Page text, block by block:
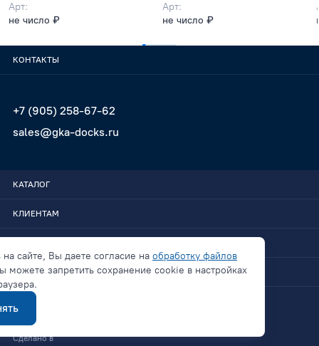
Арт:
не число ₽
Арт:
не число ₽
КОНТАКТЫ
+7 (905) 258-67-62
sales@gka-docks.ru
КАТАЛОГ
КЛИЕНТАМ
СВЯЗАТЬСЯ
Политика конфиденциальности
Сделано в
на сайте, Вы даете согласие на обработку файлов
можете запретить сохранение cookie в настройках